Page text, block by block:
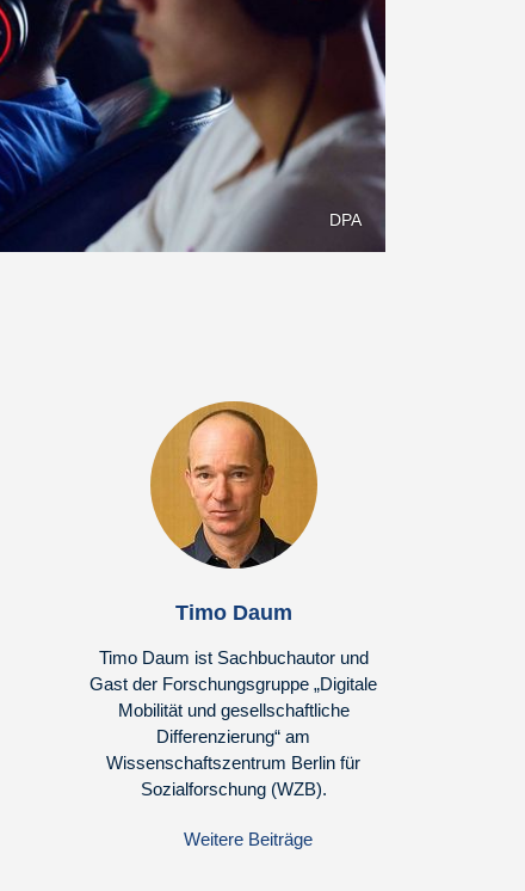
DPA
Timo Daum
Timo Daum ist Sachbuchautor und
Gast der Forschungsgruppe „Digitale
Mobilität und gesellschaftliche
Differenzierung“ am
Wissenschaftszentrum Berlin für
Sozialforschung (WZB).
Weitere Beiträge